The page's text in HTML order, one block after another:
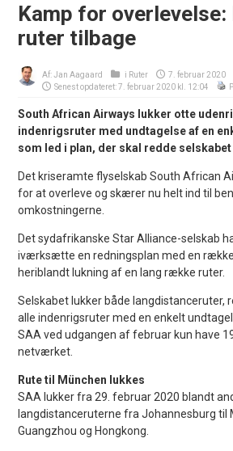
Kamp for overlevelse:
ruter tilbage
Af:Jan Aagaard i Ruter
7. februar 2020
Senest opdateret: 7. februar 2020 kl. 12:04
South African Airways lukker otte
indenrigsruter med undtagelse af en
som led i plan, der skal redde
Det kriseramte flyselskab South African
for at overleve og skærer nu helt ind til
omkostningerne.
Det sydafrikanske Star Alliance-selskab
iværksætte en redningsplan med en
heriblandt lukning af en lang række ruter.
Selskabet lukker både langdistanceruter,
alle indenrigsruter med en enkelt
SAA ved udgangen af februar kun have
netværket.
Rute til München lukkes
SAA lukker fra 29. februar 2020 blandt
langdistanceruterne fra Johannesburg til
Guangzhou og Hongkong.